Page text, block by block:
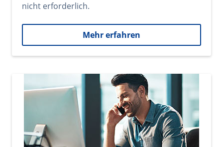
nicht erforderlich.
Mehr erfahren